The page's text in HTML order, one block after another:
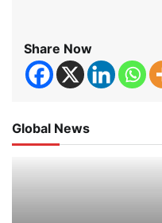
Share Now
Global News